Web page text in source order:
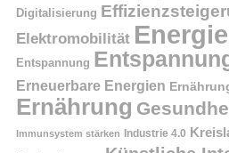
Digitalisierung
Elektromobilität
Entspannung
Erneuerbare Energien
Ernährung
Immunsystem stärken Industrie 4.0